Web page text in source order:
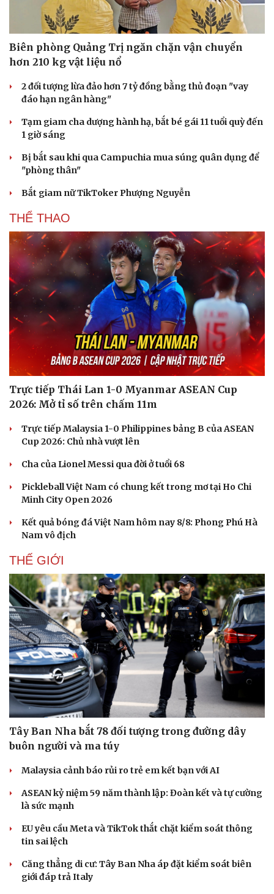
Biên phòng Quảng Trị ngăn chặn vận chuyển
hơn 210 kg vật liệu nổ
2 đối tượng lừa đảo hơn 7 tỷ đồng bằng thủ đoạn "vay
đáo hạn ngân hàng"
Tạm giam cha dượng hành hạ, bắt bé gái 11 tuổi quỳ đến
1 giờ sáng
Bị bắt sau khi qua Campuchia mua súng quân dụng để
"phòng thân"
Bắt giam nữ TikToker Phượng Nguyễn
THỂ THAO
Trực tiếp Thái Lan 1-0 Myanmar ASEAN Cup
2026: Mở tỉ số trên chấm 11m
Trực tiếp Malaysia 1-0 Philippines bảng B của ASEAN
Cup 2026: Chủ nhà vượt lên
Cha của Lionel Messi qua đời ở tuổi 68
Pickleball Việt Nam có chung kết trong mơ tại Ho Chi
Minh City Open 2026
Kết quả bóng đá Việt Nam hôm nay 8/8: Phong Phú Hà
Nam vô địch
THẾ GIỚI
Tây Ban Nha bắt 78 đối tượng trong đường dây
buôn người và ma túy
Malaysia cảnh báo rủi ro trẻ em kết bạn với AI
ASEAN kỷ niệm 59 năm thành lập: Đoàn kết và tự cường
là sức mạnh
EU yêu cầu Meta và TikTok thắt chặt kiểm soát thông
tin sai lệch
Căng thẳng di cư: Tây Ban Nha áp đặt kiểm soát biên
giới đáp trả Italy